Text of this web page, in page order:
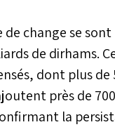
change se
de dirhams.
dont plus de
près de
la